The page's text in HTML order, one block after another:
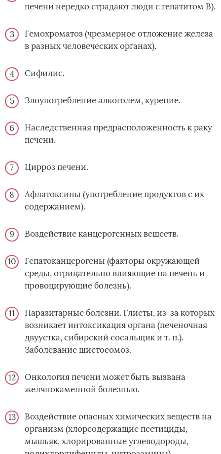
печени нередко страдают люди с гепатитом В).
Гемохроматоз (чрезмерное отложение железа
в разных человеческих органах).
Сифилис.
Злоупотребление алкоголем, курение.
Наследственная предрасположенность к раку
печени.
Цирроз печени.
Афлатоксины (употребление продуктов с их
содержанием).
Воздействие канцерогенных веществ.
Гепатоканцерогены (факторы окружающей
среды, отрицательно влияющие на печень и
провоцирующие болезнь).
Паразитарные болезни. Глисты, из-за которых
возникает интоксикация органа (печеночная
двуустка, сибирский сосальщик и т. п.).
Заболевание шистосомоз.
Онкология печени может быть вызвана
желчнокаменной болезнью.
Воздействие опасных химических веществ на
организм (хлорсодержащие пестициды,
мышьяк, хлорированные углеводороды,